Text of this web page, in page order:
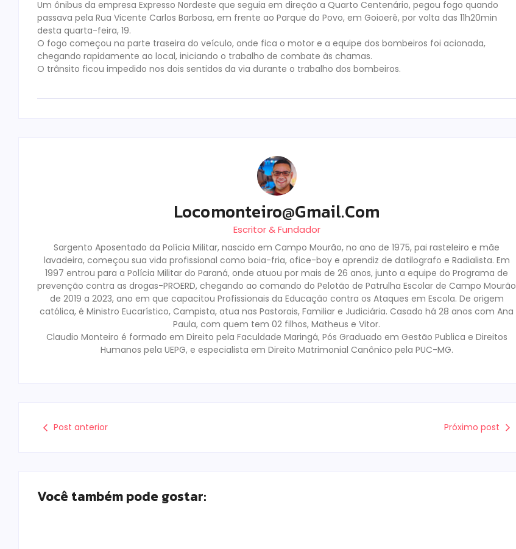
Um ônibus da empresa Expresso Nordeste que seguia em direção a Quarto Centenário, pegou fogo quando
passava pela Rua Vicente Carlos Barbosa, em frente ao Parque do Povo, em Goioerê, por volta das 11h20min
desta quarta-feira, 19.
O fogo começou na parte traseira do veículo, onde fica o motor e a equipe dos bombeiros foi acionada,
chegando rapidamente ao local, iniciando o trabalho de combate às chamas.
O trânsito ficou impedido nos dois sentidos da via durante o trabalho dos bombeiros.
Locomonteiro@gmail.com
Escritor & Fundador
Sargento Aposentado da Polícia Militar, nascido em Campo Mourão, no ano de 1975, pai rasteleiro e mãe
lavadeira, começou sua vida profissional como boia-fria, ofice-boy e aprendiz de datilografo e Radialista. Em
1997 entrou para a Polícia Militar do Paraná, onde atuou por mais de 26 anos, junto a equipe do Programa de
prevenção contra as drogas-PROERD, chegando ao comando do Pelotão de Patrulha Escolar de Campo Mourão
de 2019 a 2023, ano em que capacitou Profissionais da Educação contra os Ataques em Escola. De origem
católica, é Ministro Eucarístico, Campista, atua nas Pastorais, Familiar e Judiciária. Casado há 28 anos com Ana
Paula, com quem tem 02 filhos, Matheus e Vitor.
Claudio Monteiro é formado em Direito pela Faculdade Maringá, Pós Graduado em Gestão Publica e Direitos
Humanos pela UEPG, e especialista em Direito Matrimonial Canônico pela PUC-MG.
Post anterior Próximo post
Você também pode gostar: